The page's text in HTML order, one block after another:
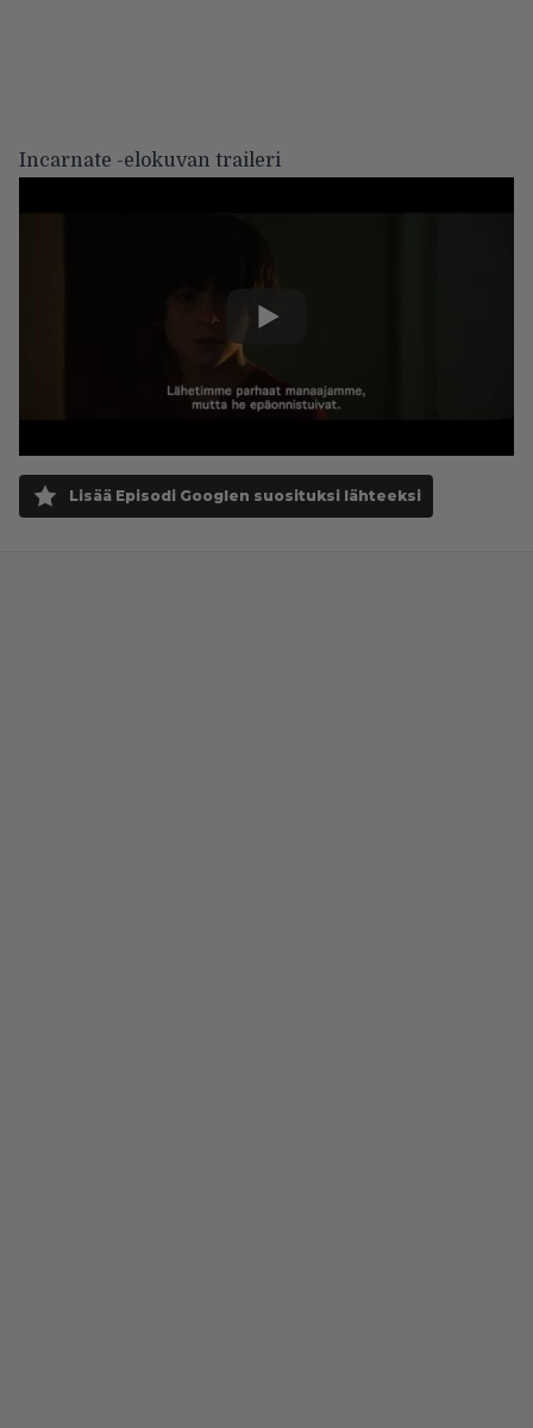
Incarnate -elokuvan traileri
Lisää Episodi Googlen suosituksi lähteeksi